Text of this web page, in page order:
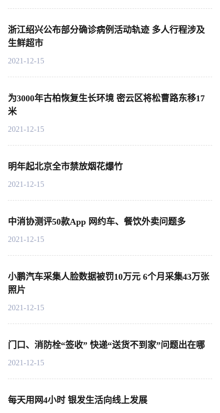
浙江绍兴公布部分确诊病例活动轨迹 多人行程涉及
生鲜超市
2021-12-15
为3000年古柏恢复生长环境 密云区将松曹路东移17
米
2021-12-15
明年起北京全市禁放烟花爆竹
2021-12-15
中消协测评50款App 网约车、餐饮外卖问题多
2021-12-15
小鹏汽车采集人脸数据被罚10万元 6个月采集43万张
照片
2021-12-15
门口、消防栓“签收” 快递“送货不到家”问题出在哪
2021-12-15
每天用网4小时 银发生活向线上发展